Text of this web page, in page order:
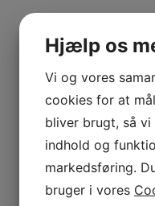
Hjælp os
Vi og vores
cookies for at
bliver brugt, så
indhold og
markedsføring.
bruger i vores